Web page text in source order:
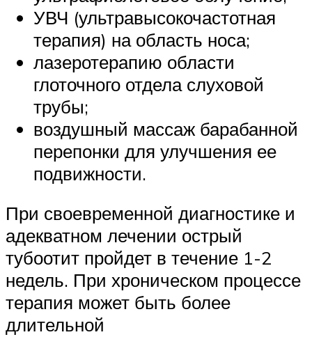
УВЧ (ультравысокочастотная
терапия) на область носа;
лазеротерапию области
глоточного отдела слуховой
трубы;
воздушный массаж барабанной
перепонки для улучшения ее
подвижности.
При своевременной диагностике и
адекватном лечении острый
тубоотит пройдет в течение 1-2
недель. При хроническом процессе
терапия может быть более
длительной